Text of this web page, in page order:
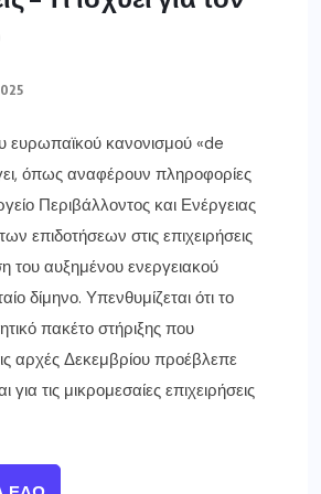
ευρωπαϊκού κανονισμού «de
όπως αναφέρουν πληροφορίες
Περιβάλλοντος και Ενέργειας
επιδοτήσεων στις επιχειρήσεις
του αυξημένου ενεργειακού
δίμηνο. Υπενθυμίζεται ότι το
πακέτο στήριξης που
αρχές Δεκεμβρίου προέβλεπε
για τις μικρομεσαίες επιχειρήσεις